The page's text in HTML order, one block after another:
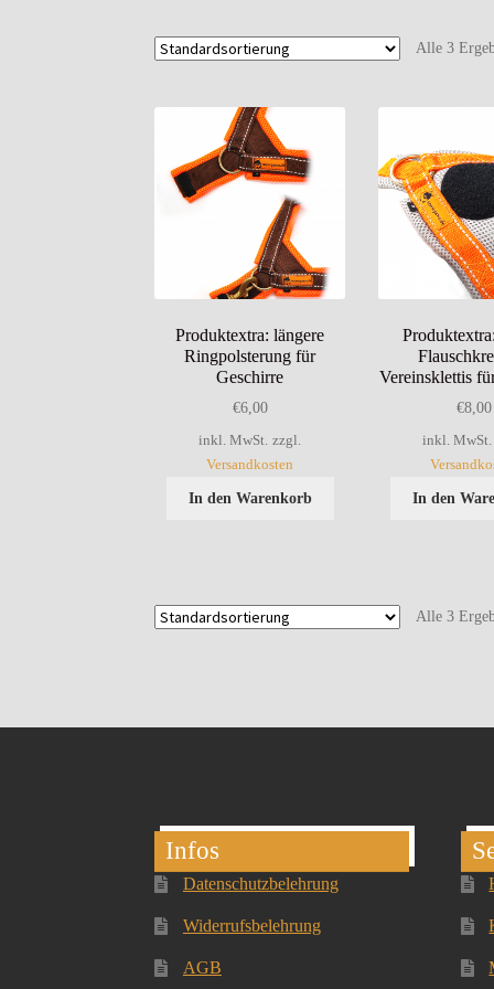
Alle 3
Produktextra: längere
Ringpolsterung für
Geschirre
€6,00
inkl. MwSt. zzgl.
Versandkosten
In den Warenkorb
Vereinsklettis
€8,00
inkl. MwSt.
In den
Alle 3
Infos
Datenschutzbelehrung
Widerrufsbelehrung
AGB